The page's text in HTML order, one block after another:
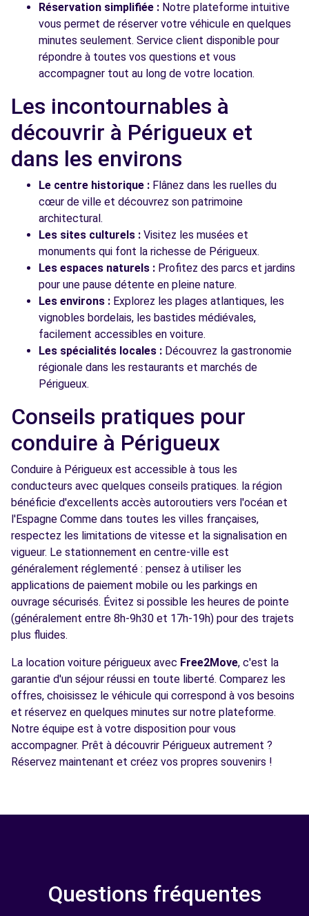
Réservation simplifiée : Notre plateforme intuitive
vous permet de réserver votre véhicule en quelques
minutes seulement. Service client disponible pour
répondre à toutes vos questions et vous
accompagner tout au long de votre location.
Les incontournables à
découvrir à Périgueux et
dans les environs
Le centre historique : Flânez dans les ruelles du
cœur de ville et découvrez son patrimoine
architectural.
Les sites culturels : Visitez les musées et
monuments qui font la richesse de Périgueux.
Les espaces naturels : Profitez des parcs et jardins
pour une pause détente en pleine nature.
Les environs : Explorez les plages atlantiques, les
vignobles bordelais, les bastides médiévales,
facilement accessibles en voiture.
Les spécialités locales : Découvrez la gastronomie
régionale dans les restaurants et marchés de
Périgueux.
Conseils pratiques pour
conduire à Périgueux
Conduire à Périgueux est accessible à tous les
conducteurs avec quelques conseils pratiques. la région
bénéficie d'excellents accès autoroutiers vers l'océan et
l'Espagne Comme dans toutes les villes françaises,
respectez les limitations de vitesse et la signalisation en
vigueur. Le stationnement en centre-ville est
généralement réglementé : pensez à utiliser les
applications de paiement mobile ou les parkings en
ouvrage sécurisés. Évitez si possible les heures de pointe
(généralement entre 8h-9h30 et 17h-19h) pour des trajets
plus fluides.
La location voiture périgueux avec Free2Move, c'est la
garantie d'un séjour réussi en toute liberté. Comparez les
offres, choisissez le véhicule qui correspond à vos besoins
et réservez en quelques minutes sur notre plateforme.
Notre équipe est à votre disposition pour vous
accompagner. Prêt à découvrir Périgueux autrement ?
Réservez maintenant et créez vos propres souvenirs !
Questions fréquentes